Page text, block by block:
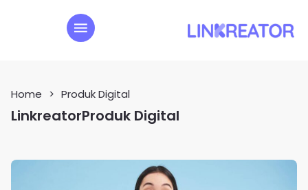
Home > Produk Digital
LinkreatorProduk Digital